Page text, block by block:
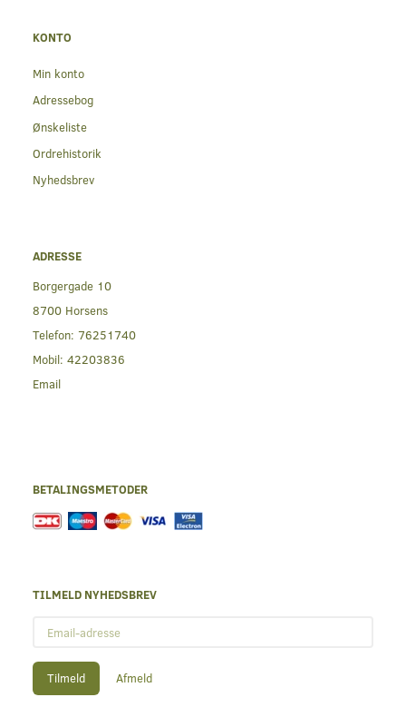
KONTO
Min konto
Adressebog
Ønskeliste
Ordrehistorik
Nyhedsbrev
ADRESSE
Borgergade 10
8700 Horsens
Telefon: 76251740
Mobil: 42203836
Email
BETALINGSMETODER
TILMELD NYHEDSBREV
adresse
Tilmeld Afmeld